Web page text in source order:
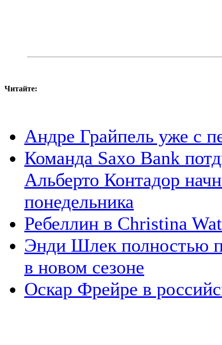
Читайте:
Андре Грайпель уже с
Команда Saxo Bank
Альберто Контадор
понедельника
Ребеллин в Christina
Энди Шлек полностью
в новом сезоне
Оскар Фрейре в